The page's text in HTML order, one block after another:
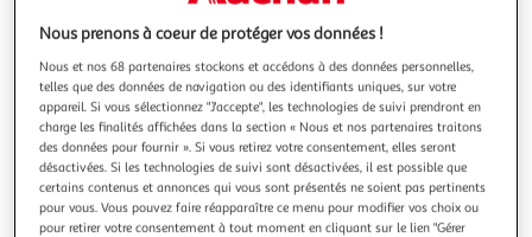
Illustration
précédente
Illustration
suivante
Nous prenons à coeur de protéger vos données !
Nous et nos 68 partenaires stockons et accédons à des données personnelles,
telles que des données de navigation ou des identifiants uniques, sur votre
appareil. Si vous sélectionnez "J'accepte", les technologies de suivi prendront en
charge les finalités affichées dans la section « Nous et nos partenaires traitons
des données pour fournir ». Si vous retirez votre consentement, elles seront
désactivées. Si les technologies de suivi sont désactivées, il est possible que
certains contenus et annonces qui vous sont présentés ne soient pas pertinents
pour vous. Vous pouvez faire réapparaître ce menu pour modifier vos choix ou
pour retirer votre consentement à tout moment en cliquant sur le lien "Gérer